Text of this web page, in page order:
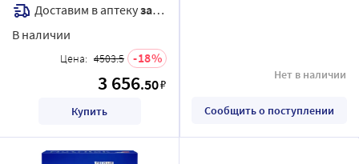
Доставим в аптекузавтра
В наличии
Цена: 4503.5 18
3 656.50₽
Купить
Нет в наличии
Сообщить о поступлении